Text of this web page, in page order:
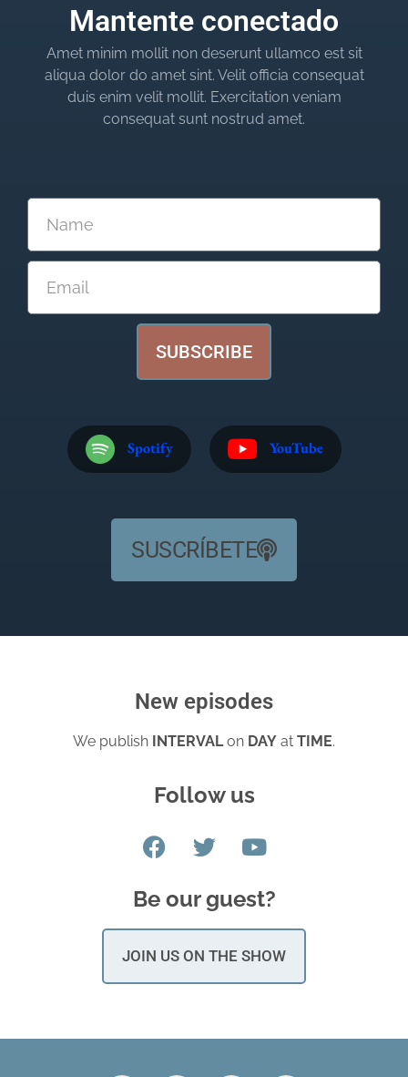
Mantente conectado
Amet minim mollit non deserunt ullamco est sit
aliqua dolor do amet sint. Velit officia consequat
duis enim velit mollit. Exercitation veniam
consequat sunt nostrud amet.
SUBSCRIBE
Spotify YouTube
SUSCRÍBETE
New episodes
We publish INTERVALon DAY at TIME.
Follow us
Be our guest?
JOIN US ON THE SHOW